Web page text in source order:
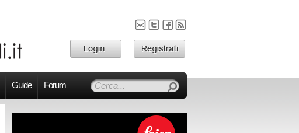
Guide Forum